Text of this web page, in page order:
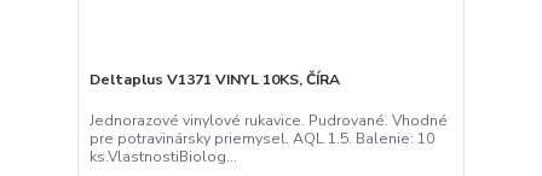
Deltaplus V1371 VINYL 10KS, ČÍRA
Jednorazové vinylové rukavice. Pudrované. Vhodné
pre potravinársky priemysel. AQL 1.5. Balenie: 10
ks.VlastnostiBiolog...